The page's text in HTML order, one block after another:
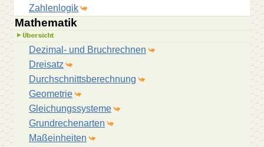
Zahlenlogik
Mathematik
Dezimal- und Bruchrechnen
Dreisatz
Durchschnittsberechnung
Geometrie
Gleichungssysteme
Grundrechenarten
Maßeinheiten